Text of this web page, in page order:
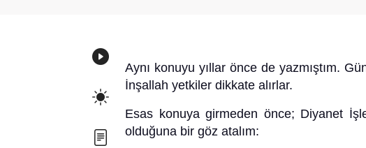
Aynı konuyu yıllar önce de yazmıştım.
İnşallah yetkiler dikkate alırlar.
Esas konuya girmeden önce; Diyanet
olduğuna bir göz atalım: